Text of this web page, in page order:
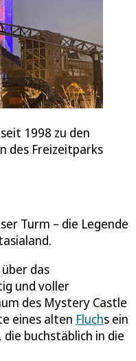
1998 zu den
des Freizeitparks
Turm – die Legende
das
und voller
des Mystery Castle
eines alten Fluchs ein
buchstäblich in die